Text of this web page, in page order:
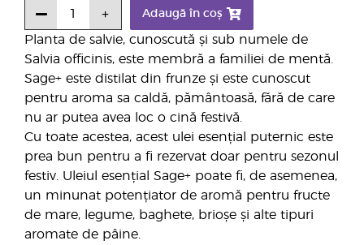
Planta de salvie, cunoscută și sub numele de
Salvia officinis, este membră a familiei de mentă.
Sage+ este distilat din frunze și este cunoscut
pentru aroma sa caldă, pământoasă, fără de care
nu ar putea avea loc o cină festivă.
Cu toate acestea, acest ulei esențial puternic este
prea bun pentru a fi rezervat doar pentru sezonul
festiv. Uleiul esențial Sage+ poate fi, de asemenea,
un minunat potențiator de aromă pentru fructe
de mare, legume, baghete, brioșe și alte tipuri
aromate de pâine.
Adaugă în coș